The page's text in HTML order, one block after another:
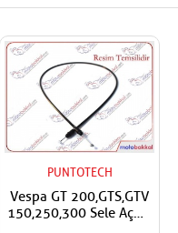
PUNTOTECH
Vespa GT 200,GTS,GTV
150,250,300 Sele Açma